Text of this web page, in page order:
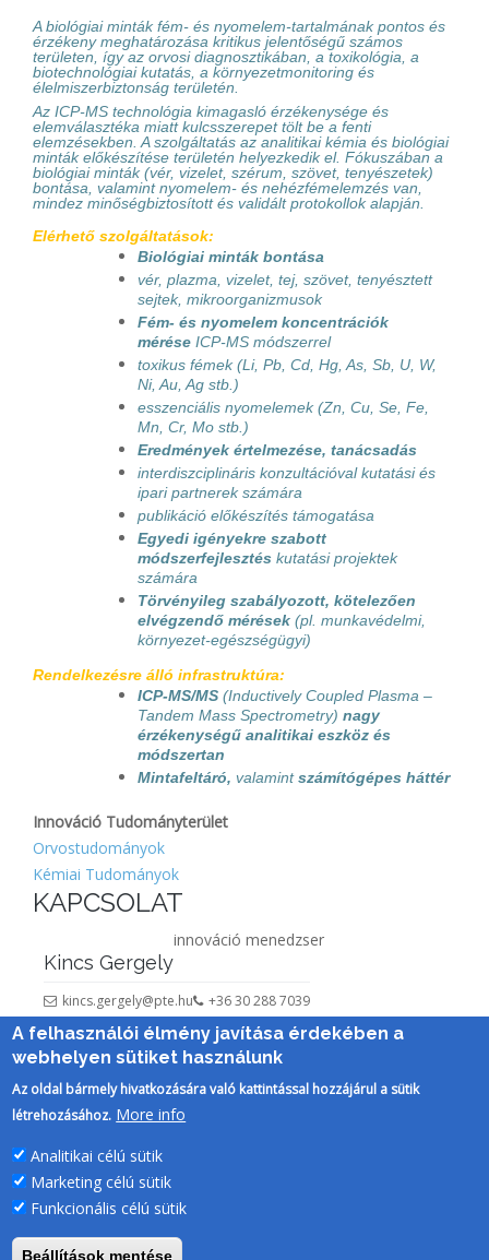
A biológiai minták fém- és nyomelem-tartalmának pontos és
érzékeny meghatározása kritikus jelentőségű számos
területen, így az orvosi diagnosztikában, a toxikológia, a
biotechnológiai kutatás, a környezetmonitoring és
élelmiszerbiztonság területén.
Az ICP-MS technológia kimagasló érzékenysége és
elemválasztéka miatt kulcsszerepet tölt be a fenti
elemzésekben. A szolgáltatás az analitikai kémia és biológiai
minták előkészítése területén helyezkedik el. Fókuszában a
biológiai minták (vér, vizelet, szérum, szövet, tenyészetek)
bontása, valamint nyomelem- és nehézfémelemzés van,
mindez minőségbiztosított és validált protokollok alapján.
Elérhető szolgáltatások:
Biológiai minták bontása
vér, plazma, vizelet, tej, szövet, tenyésztett
sejtek, mikroorganizmusok
Fém- és nyomelem koncentrációk
mérése ICP-MS módszerrel
toxikus fémek (Li, Pb, Cd, Hg, As, Sb, U, W,
Ni, Au, Ag stb.)
esszenciális nyomelemek (Zn, Cu, Se, Fe,
Mn, Cr, Mo stb.)
Eredmények értelmezése, tanácsadás
interdiszciplináris konzultációval kutatási és
ipari partnerek számára
publikáció előkészítés támogatása
Egyedi igényekre szabott
módszerfejlesztés kutatási projektek
számára
Törvényileg szabályozott, kötelezően
elvégzendő mérések (pl. munkavédelmi,
környezet-egészségügyi)
Rendelkezésre álló infrastruktúra:
ICP-MS/MS (Inductively Coupled Plasma –
Tandem Mass Spectrometry) nagy
érzékenységű analitikai eszköz és
módszertan
Mintafeltáró, valamintszámítógépes háttér
Innováció Tudományterület
Orvostudományok
Kémiai Tudományok
KAPCSOLAT
Kincs Gergely
innováció menedzser
kincs.gergely@pte.hu +36 30 288 7039
A felhasználói élmény javítása érdekében a
webhelyen sütiket használunk
Az oldal bármely hivatkozására való kattintással hozzájárul a sütik
létrehozásához. More info
Analitikai célú sütik
Marketing célú sütik
Funkcionális célú sütik
Beállítások mentése